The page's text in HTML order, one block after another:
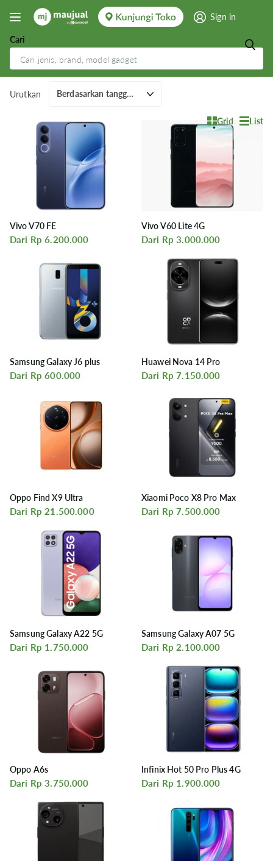
Cari
Sign in
Cari HP yang Sesuai Untuk Kamu
Grid List
Urutkan
Vivo V70 FE
Dari Rp 6.200.000
Vivo V60 Lite 4G
Dari Rp 3.000.000
Samsung Galaxy J6 plus
Dari Rp 600.000
Huawei Nova 14 Pro
Dari Rp 7.150.000
Oppo Find X9 Ultra
Dari Rp 21.500.000
Xiaomi Poco X8 Pro Max
Dari Rp 7.500.000
Samsung Galaxy A22 5G
Dari Rp 1.750.000
Samsung Galaxy A07 5G
Dari Rp 2.100.000
Oppo A6s
Dari Rp 3.750.000
Infinix Hot 50 Pro Plus 4G
Dari Rp 1.900.000